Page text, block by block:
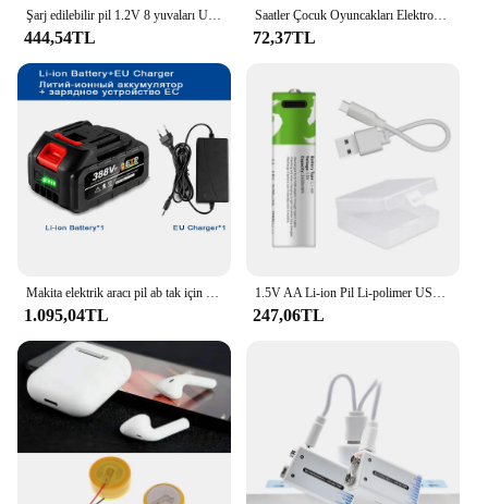
Şarj edilebilir pil 1.2V 8 yuvaları USB elektrik pili şarj bağımsız hızlı şarj akıllı şarj
444,54TL
Saatler Çocuk Oyuncakları Elektroniği Değiştirme için ESTD NI-MH 1.5V AA Pil
72,37TL
Makita elektrik aracı pil ab tak için 21V şarj edilebilir pil 22500mAh 15000mAh lityum iyon batarya
1.095,04TL
1.5V AA Li-ion Pil Li-polimer USB ile Şarj Edilebilir Lityum USB Pil ve USB Kablosu
247,06TL